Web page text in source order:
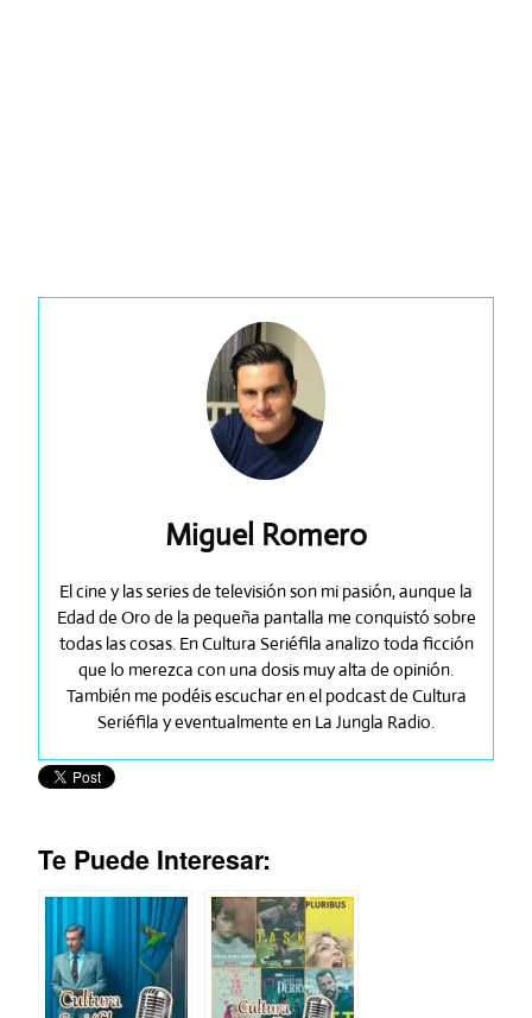
Miguel Romero
El cine y las series de televisión son mi pasión, aunque la
Edad de Oro de la pequeña pantalla me conquistó sobre
todas las cosas. En Cultura Seriéfila analizo toda ficción
que lo merezca con una dosis muy alta de opinión.
También me podéis escuchar en el podcast de Cultura
Seriéfila y eventualmente en La Jungla Radio.
Te Puede Interesar: